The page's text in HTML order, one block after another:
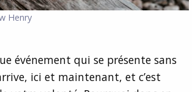
Henry
événement qui se présente sans
ici et maintenant, et c’est